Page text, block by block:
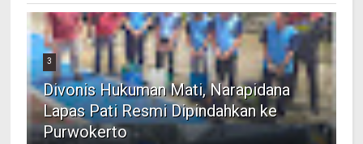
3
Divonis Hukuman Mati, Narapidana
Lapas Pati Resmi Dipindahkan ke
Purwokerto